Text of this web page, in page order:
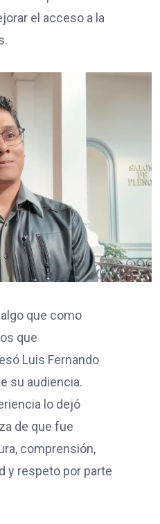
el acceso a la
que como
que
Luis Fernando
su audiencia.
lo dejó
de que fue
comprensión,
y respeto por parte